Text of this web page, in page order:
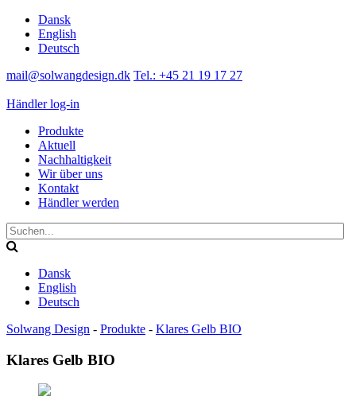
Dansk
English
Deutsch
mail@solwangdesign.dk Tel.: +45 21 19 17 27
Händler log-in
Produkte
Aktuell
Nachhaltigkeit
Wir über uns
Kontakt
Händler werden
Dansk
English
Deutsch
Solwang Design - Produkte - Klares Gelb BIO
Klares Gelb BIO